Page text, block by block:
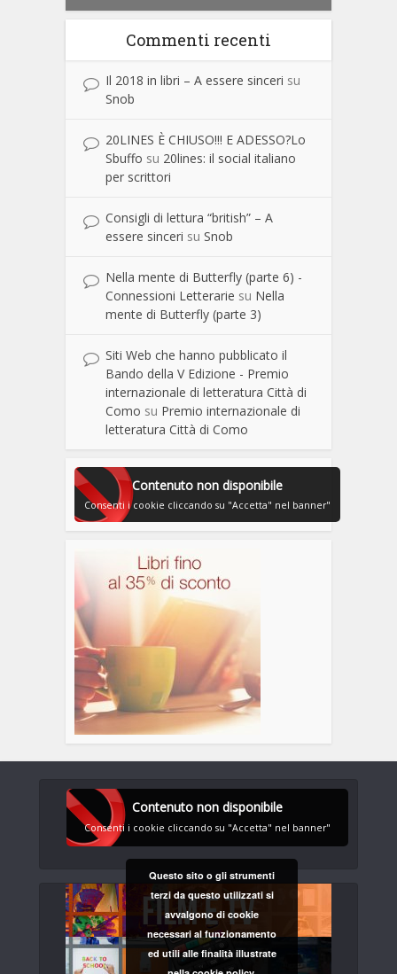
Commenti recenti
Il 2018 in libri – A essere sinceri su
Snob
20LINES È CHIUSO!!! E ADESSO?Lo
Sbuffo su 20lines: il social italiano
per scrittori
Consigli di lettura “british” – A
essere sinceri su Snob
Nella mente di Butterfly (parte 6) -
Connessioni Letterarie su Nella
mente di Butterfly (parte 3)
Siti Web che hanno pubblicato il
Bando della V Edizione - Premio
internazionale di letteratura Città di
Como su Premio internazionale di
letteratura Città di Como
Contenuto non disponibile
Consenti i cookie cliccando su "Accetta" nel banner"
Contenuto non disponibile
Consenti i cookie cliccando su "Accetta" nel banner"
Questo sito o gli strumenti
terzi da questo utilizzati si
avvalgono di cookie
necessari al funzionamento
ed utili alle finalità illustrate